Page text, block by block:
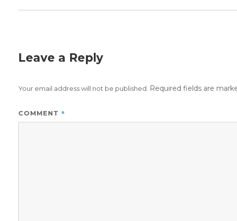
Leave a Reply
Your email address will not be published. Required fields are
COMMENT *